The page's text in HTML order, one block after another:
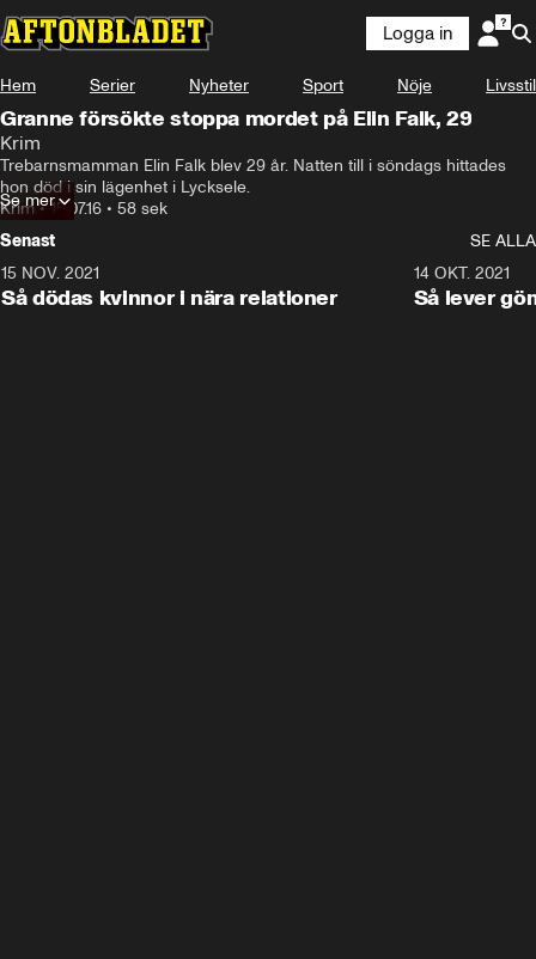
Logga in
Hem Serier Nyheter Sport Nöje Livsstil
Granne försökte stoppa mordet på Elin Falk, 29
Krim
Trebarnsmamman Elin Falk blev 29 år. Natten till i söndags hittades
hon död i sin lägenhet i Lycksele.
Krim•15.07.16 • 58 sek
Se mer
Senast
SE ALLA
15 NOV. 2021
Så dödas kvinnor i nära relationer
14 OKT. 2021
Så lever